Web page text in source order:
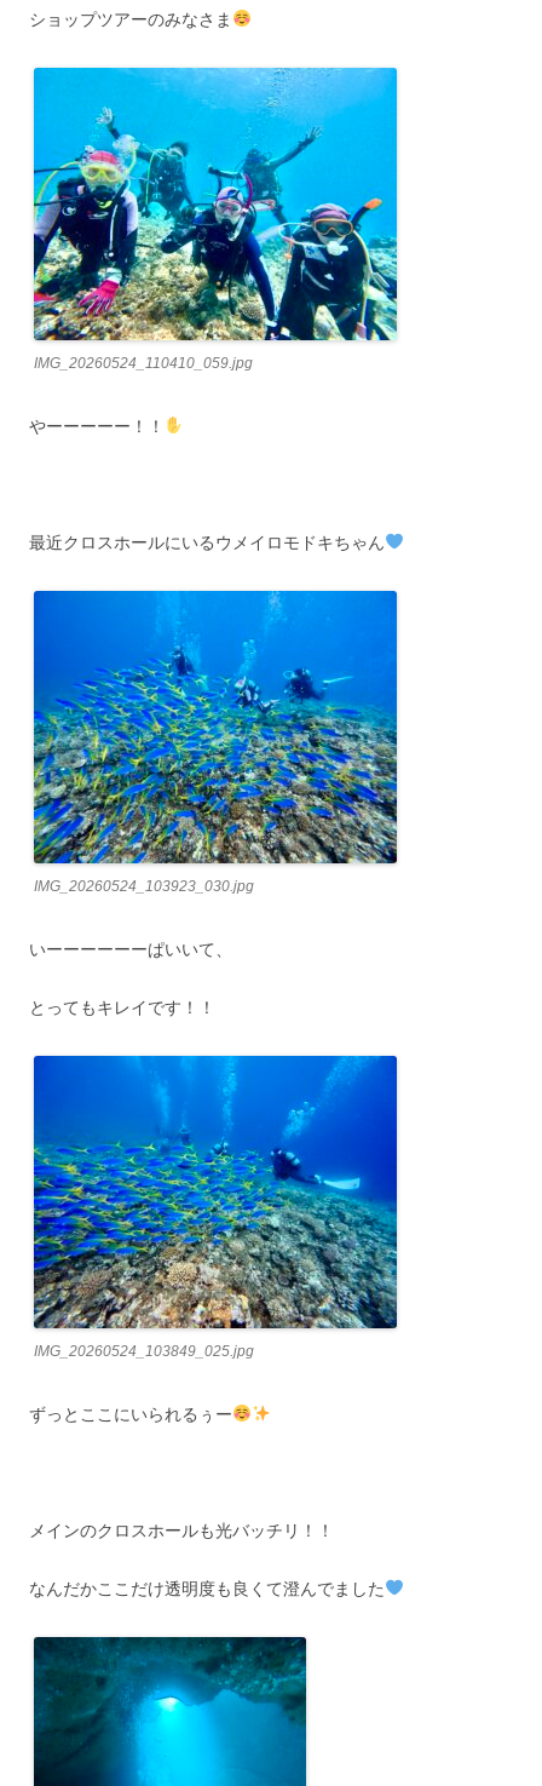
ショップツアーのみなさま
IMG_20260524_110410_059.jpg
やーーーーー！！
最近クロスホールにいるウメイロモドキちゃん
IMG_20260524_103923_030.jpg
いーーーーーーぱいいて、
とってもキレイです！！
IMG_20260524_103849_025.jpg
ずっとここにいられるぅー
メインのクロスホールも光バッチリ！！
なんだかここだけ透明度も良くて澄んでました